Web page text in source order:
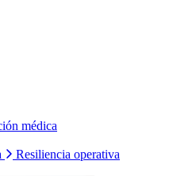
médica
Resiliencia operativa